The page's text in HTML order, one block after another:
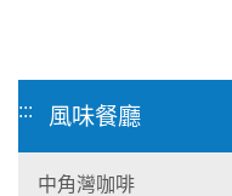
::: 風味餐廳
中角灣咖啡